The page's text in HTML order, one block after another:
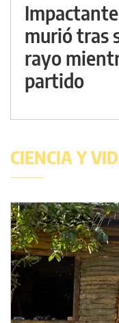
murió tras
rayo
partido
CIENCIA Y